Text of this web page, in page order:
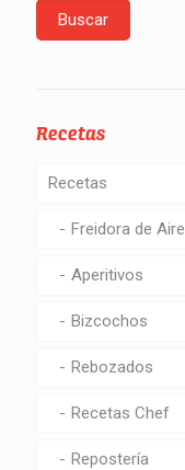
Recetas
Recetas
Freidora de Aire
Aperitivos
Bizcochos
Rebozados
Recetas Chef
Repostería